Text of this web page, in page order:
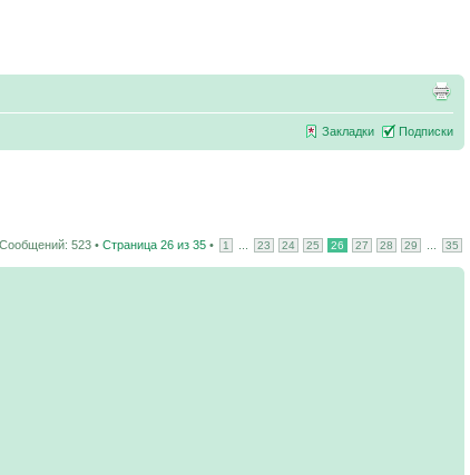
Закладки Подписки
Сообщений: 523 • Страница 26 из 35 • 1 23 24 25 26 27 28 29 35